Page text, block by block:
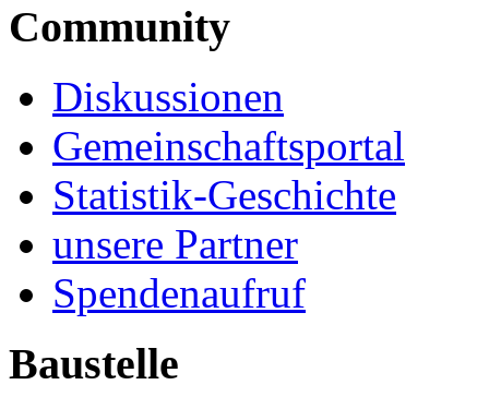
Community
Diskussionen
Gemeinschaftsportal
Statistik-Geschichte
unsere Partner
Spendenaufruf
Baustelle